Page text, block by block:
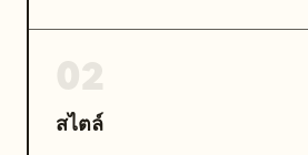
สไตล์